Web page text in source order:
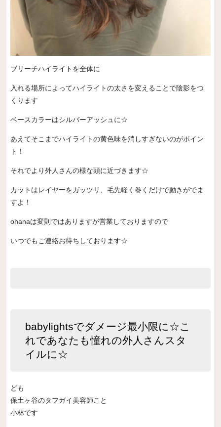
ブリーチハイライトを全体に
入れる場所によってハイライトの太さを変えることで陰影をつ
くります
ベースカラーはシルバーアッシュに☆
あえてそこまでハイライトの黄色味を消しすぎないのがポイン
ト！
それでより外人さんの様な頭に近づきます☆
カットはレイヤーをガッツリ、毛先軽く巻くだけで動きがでま
すよ！
ohanaは変則ではありますが営業しておりますので
いつでもご連絡お待ちしております☆
babylightsでダメージ最小限に☆こ
れであなたも憧れの外人さんスタ
イルに☆
ども
保土ヶ谷のタフガイ美容師こと
小林です